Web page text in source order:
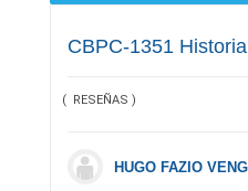
CBPC-1351
( RESEÑAS )
HUGO FAZIO